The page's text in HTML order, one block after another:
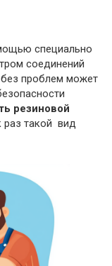
специально
соединений
проблем может
резиновой
раз такой вид